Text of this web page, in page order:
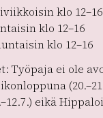
klo 12–16
klo 12–16
klo 12–16
Työpaja ei ole
eikä